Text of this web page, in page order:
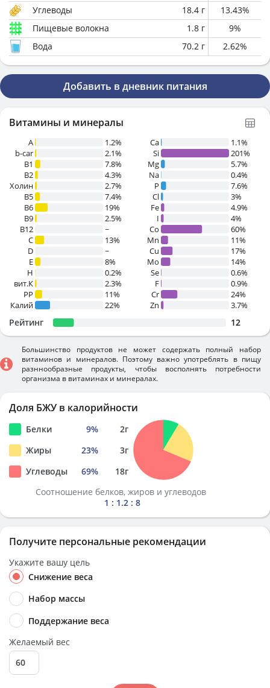
Углеводы
18.4 г 13.43%
Пищевые волокна
1.8 г 9%
Вода
70.2 г 2.62%
Добавить в дневник питания
Витамины и минералы
A
1.2%
b-car
2.1%
В1
7.8%
B2
4.3%
Холин
2.7%
B5
7.4%
B6
19%
B9
2.5%
B12
~
C
13%
D
~
E
8%
H
0.2%
вит.К
2.3%
PP
11%
Калий
22%
Ca
1.1%
Si
201%
Mg
5.7%
Na
0.4%
P
7.6%
Cl
3%
Fe
4.9%
I
4%
Co
60%
Mn
11%
Cu
17%
Mo
14%
Se
0.6%
F
0.9%
Cr
24%
Zn
3.7%
Рейтинг 12
Большинство продуктов не может содержать полный набор
витаминов и минералов. Поэтому важно употреблять в пищу
разннообразные продукты, чтобы восполнять потребности
организма в витаминах и минералах.
Доля БЖУ в калорийности
Белки 9% 2г
Жиры
23% 3г
Углеводы
69% 18г
Соотношение белков, жиров и углеводов
1 : 1.2 : 8
Получите персональные рекомендации
Укажите вашу цель
Снижение веса
Набор массы
Поддержание веса
Желаемый вес